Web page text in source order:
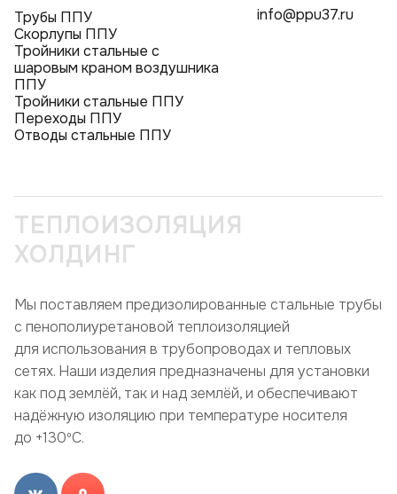
Трубы ППУ
Скорлупы ППУ
Тройники стальные с
шаровым краном воздушника
ППУ
Тройники стальные ППУ
Переходы ППУ
Отводы стальные ППУ
info@ppu37.ru
ТЕПЛОИЗОЛЯЦИЯ
ХОЛДИНГ
Мы поставляем предизолированные стальные трубы
с пенополиуретановой теплоизоляцией
для использования в трубопроводах и тепловых
сетях. Наши изделия предназначены для установки
как под землёй, так и над землёй, и обеспечивают
надёжную изоляцию при температуре носителя
до +130ºC.